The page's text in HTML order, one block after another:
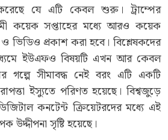
করেছে যে এটি কেবল শুরু। ট্রাম্পের
কয়েক সপ্তাহের মধ্যে আরও কয়েক
ভিডিও প্রকাশ করা হবে। বিশ্লেষকদের
ইউএফও বিষয়টি এখন আর কেবল
গল্পে সীমাবদ্ধ নেই বরং এটি একটি
ইস্যুতে পরিণত হয়েছে। বিশ্বজুড়ে
কনটেন্ট ক্রিয়েটরদের মধ্যে এই
উদ্দীপনা সৃষ্টি হয়েছে।